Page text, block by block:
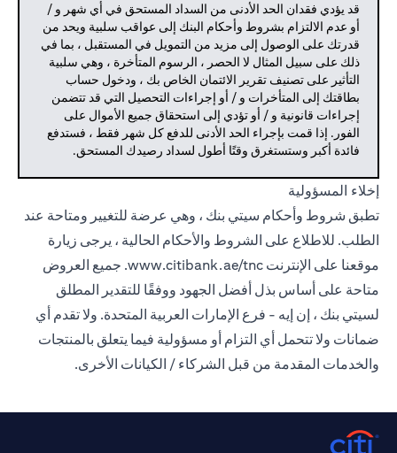
قد يؤدي فقدان الحد الأدنى من السداد المستحق في أي شهر و /
أو عدم الالتزام بشروط وأحكام البنك إلى عواقب سلبية ويحد من
قدرتك على الوصول إلى مزيد من التمويل في المستقبل ، بما في
ذلك على سبيل المثال لا الحصر ، الرسوم المتأخرة ، وهي سلبية
التأثير على تصنيف تقرير الائتمان الخاص بك ، ودخول حساب
بطاقتك إلى المتأخرات و / أو إجراءات التحصيل التي قد تتضمن
إجراءات قانونية و / أو تؤدي إلى استحقاق جميع الأموال على
الفور. إذا قمت بإجراء الحد الأدنى للدفع كل شهر فقط ، فستدفع
فائدة أكبر وستستغرق وقتًا أطول لسداد رصيدك المستحق.
إخلاء المسؤولية
تطبق شروط وأحكام سيتي بنك ، وهي عرضة للتغيير ومتاحة عند
الطلب. للاطلاع على الشروط والأحكام الحالية ، يرجى زيارة
موقعنا على الإنترنت www.citibank.ae/tnc. جميع العروض
متاحة على أساس بذل أفضل الجهود ووفقًا للتقدير المطلق
لسيتي بنك ، إن إيه - فرع الإمارات العربية المتحدة. ولا تقدم أي
ضمانات ولا تتحمل أي التزام أو مسؤولية فيما يتعلق بالمنتجات
والخدمات المقدمة من قبل الشركاء / الكيانات الأخرى.